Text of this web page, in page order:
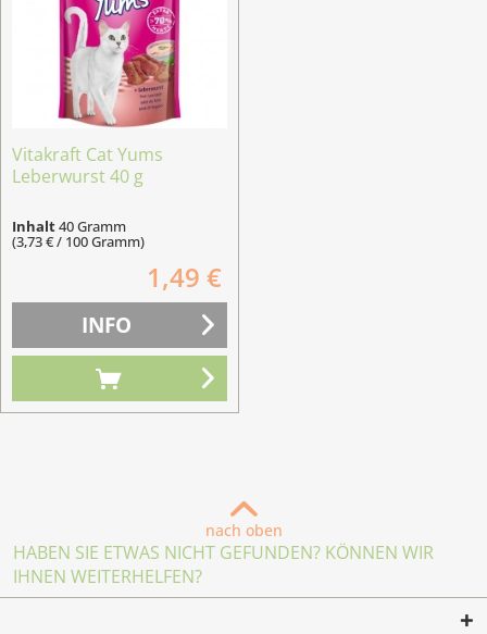
Vitakraft Cat Yums
Leberwurst 40 g
Inhalt40 Gramm
(3,73 € / 100 Gramm)
1,49 €
INFO
nach oben
HABEN SIE ETWAS NICHT GEFUNDEN? KÖNNEN WIR
IHNEN WEITERHELFEN?